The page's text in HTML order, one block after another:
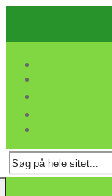
indhold
Søg
efter: